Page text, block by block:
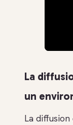
La
un
La